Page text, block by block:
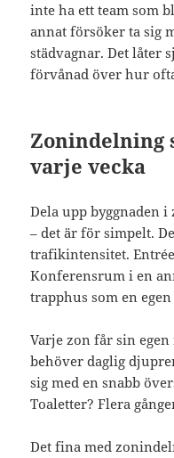
inte ha ett team som
annat försöker ta sig
städvagnar. Det låter
förvånad över hur
Zonindelning
varje vecka
Dela upp byggnaden
– det är för simpelt.
trafikintensitet.
Konferensrum i en
trapphus som en
Varje zon får sin
behöver daglig
sig med en snabb
Toaletter? Flera
Det fina med